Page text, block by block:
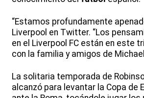
“Estamos profundamente
Liverpool en Twitter. “Los
en el Liverpool FC están en este
con la familia y amigos de
La solitaria temporada de
alcanzó para levantar la Copa de